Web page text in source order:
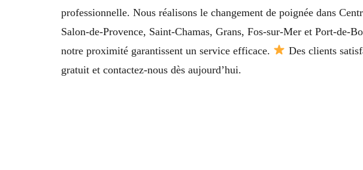
professionnelle. Nous réalisons le changement de poignée dans
Salon-de-Provence, Saint-Chamas, Grans, Fos-sur-Mer et Port-de-
notre proximité garantissent un service efficace.
Des clients
gratuit et contactez-nous dès aujourd’hui.